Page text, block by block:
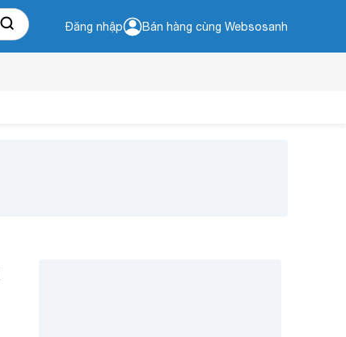
Đăng nhập Bán hàng cùng Websosanh